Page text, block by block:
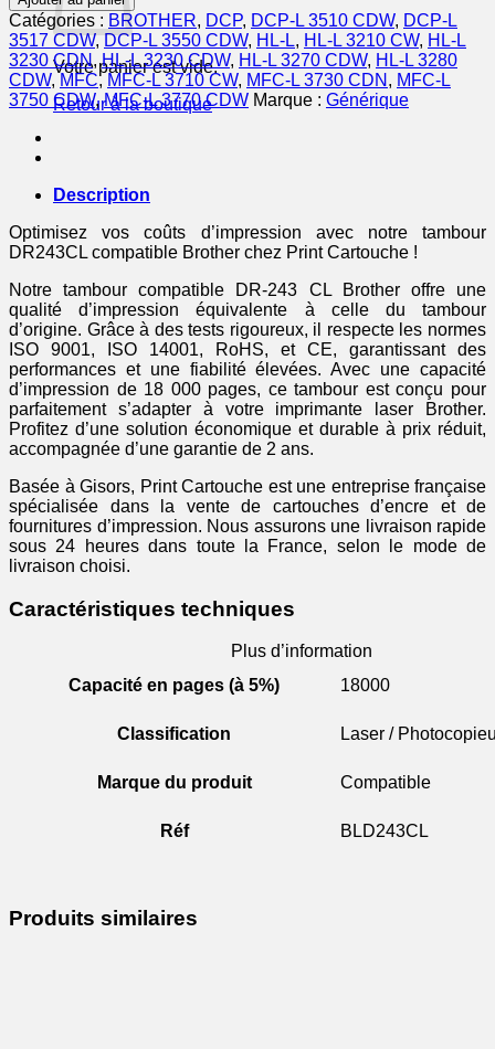
Votre panier est vide.
Retour à la boutique
DR243CL
-
tambour
compatible
Brother
Catégories : BROTHER, DCP, DCP-L 3510 CDW, DCP-L
3517 CDW,DCP-L 3550 CDW, HL-L, HL-L 3210 CW, HL-L
3230 CDN,HL-L 3230 CDW, HL-L 3270 CDW, HL-L 3280
CDW, MFC, MFC-L 3710 CW, MFC-L 3730 CDN , MFC-L
3750 CDW,MFC-L 3770 CDW Marque : Générique
Description
Optimisez vos coûts d’impression avec notre tambour
DR243CL compatible Brother chez Print Cartouche !
Notre tambour compatible DR-243 CL Brother offre une
qualité d’impression équivalente à celle du tambour
d’origine. Grâce à des tests rigoureux, il respecte les normes
ISO 9001, ISO 14001, RoHS, et CE, garantissant des
performances et une fiabilité élevées. Avec une capacité
d’impression de 18 000 pages, ce tambour est conçu pour
parfaitement s’adapter à votre imprimante laser Brother.
Profitez d’une solution économique et durable à prix réduit,
accompagnée d’une garantie de 2 ans.
Basée à Gisors, Print Cartouche est une entreprise française
spécialisée dans la vente de cartouches d’encre et de
fournitures d’impression. Nous assurons une livraison rapide
sous 24 heures dans toute la France, selon le mode de
livraison choisi.
Caractéristiques techniques
Plus d’information
Capacité en pages (à 5%)
18000
Classification Laser /
Marque du produit Compatible
Réf BLD243CL
Produits similaires